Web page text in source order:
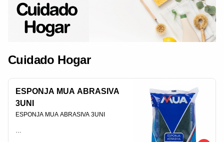
Cuidado Hogar
ESPONJA MUA ABRASIVA
3UNI
ESPONJA MUA ABRASIVA 3UNI